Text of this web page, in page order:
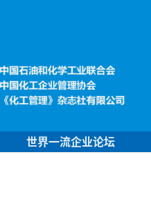
世界一流企业论坛